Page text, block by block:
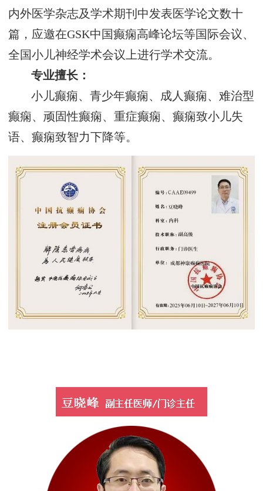
内外医学杂志及学术期刊中发表医学论文数十
篇，应邀在GSK中国癫痫高峰论坛等国际会议、
全国小儿神经学术会议上进行学术交流。
专业擅长：
小儿癫痫、青少年癫痫、成人癫痫、难治型
癫痫、顽固性癫痫、重症癫痫、癫痫致小儿失
语、癫痫致智力下降等。